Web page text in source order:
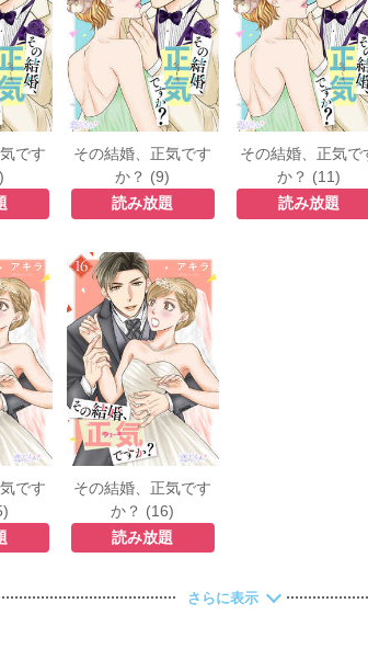
です
その結婚、正気です
か？ (9)
読み放題
その結婚、正気で
か？ (11)
読み放題
です
その結婚、正気です
か？ (16)
読み放題
さらに表示